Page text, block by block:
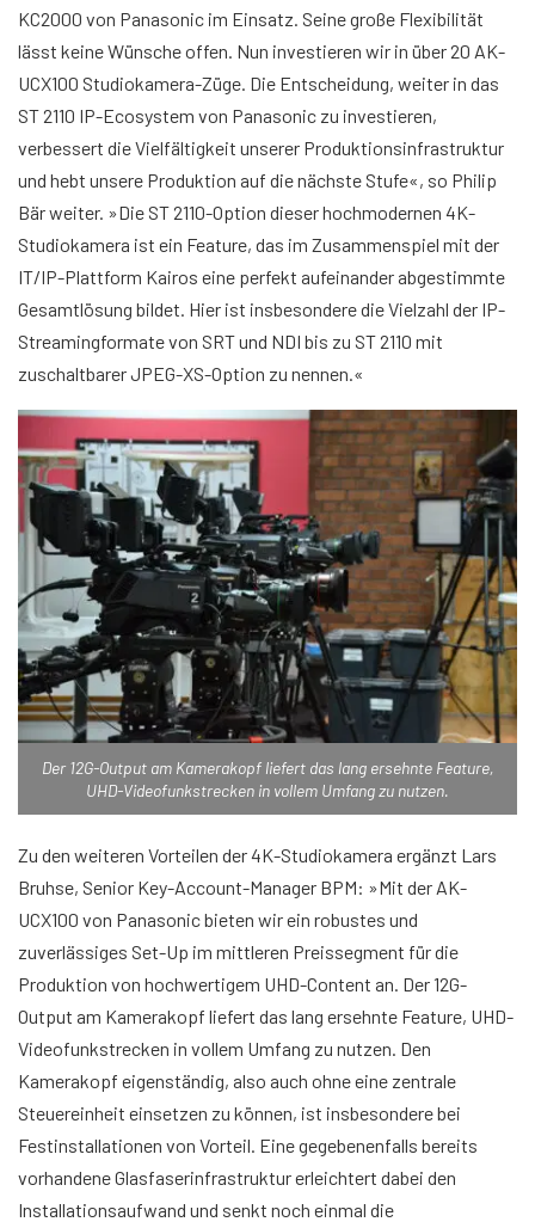
KC2000 von Panasonic im Einsatz. Seine große Flexibilität
lässt keine Wünsche offen. Nun investieren wir in über 20 AK-
UCX100 Studiokamera-Züge. Die Entscheidung, weiter in das
ST 2110 IP-Ecosystem von Panasonic zu investieren,
verbessert die Vielfältigkeit unserer Produktionsinfrastruktur
und hebt unsere Produktion auf die nächste Stufe«, so Philip
Bär weiter. »Die ST 2110-Option dieser hochmodernen 4K-
Studiokamera ist ein Feature, das im Zusammenspiel mit der
IT/IP-Plattform Kairos eine perfekt aufeinander abgestimmte
Gesamtlösung bildet. Hier ist insbesondere die Vielzahl der IP-
Streamingformate von SRT und NDI bis zu ST 2110 mit
zuschaltbarer JPEG-XS-Option zu nennen.«
Der 12G-Output am Kamerakopf liefert das lang ersehnte Feature,
UHD-Videofunkstrecken in vollem Umfang zu nutzen.
Zu den weiteren Vorteilen der 4K-Studiokamera ergänzt Lars
Bruhse, Senior Key-Account-Manager BPM: »Mit der AK-
UCX100 von Panasonic bieten wir ein robustes und
zuverlässiges Set-Up im mittleren Preissegment für die
Produktion von hochwertigem UHD-Content an. Der 12G-
Output am Kamerakopf liefert das lang ersehnte Feature, UHD-
Videofunkstrecken in vollem Umfang zu nutzen. Den
Kamerakopf eigenständig, also auch ohne eine zentrale
Steuereinheit einsetzen zu können, ist insbesondere bei
Festinstallationen von Vorteil. Eine gegebenenfalls bereits
vorhandene Glasfaserinfrastruktur erleichtert dabei den
Installationsaufwand und senkt noch einmal die